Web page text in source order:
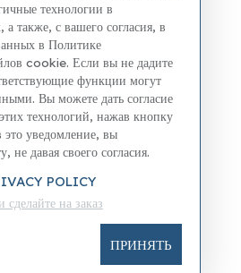
TOUR
Gallery
технологии в
а также, с вашего согласия, в
в Политике
cookie. Если вы не дадите
функции могут
Вы можете дать согласие
технологий, нажав кнопку
уведомление, вы
не давая своего согласия.
POLICY
на заказ
ПРИНЯТЬ